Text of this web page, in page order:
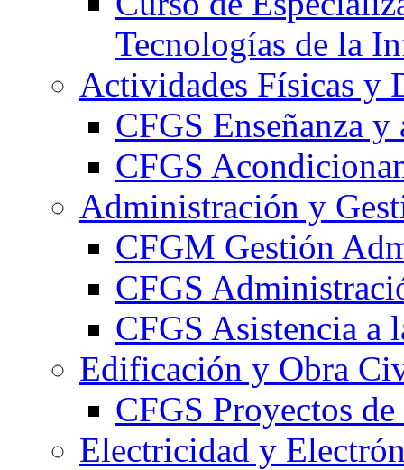
Tecnologías de la
Actividades Físicas y
CFGS Enseñanza
CFGS
Administración y
CFGM Gestión
CFGS
CFGS Asistencia a
Edificación y Obra
CFGS Proyectos
Electricidad y